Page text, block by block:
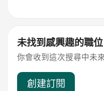
未找到感興趣的職位
你會收到這次搜尋中未
創建訂閱